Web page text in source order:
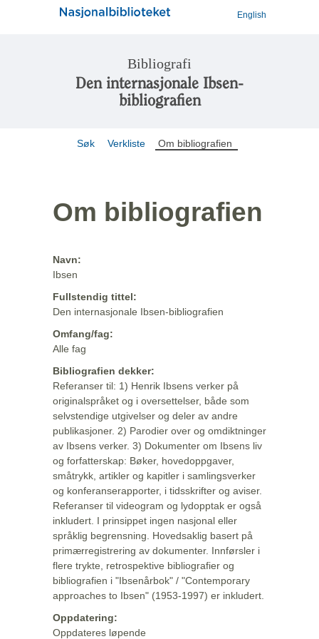
English
Bibliografi
Den internasjonale Ibsen-
bibliografien
Søk Verkliste Om bibliografien
Om bibliografien
Navn:
Ibsen
Fullstendig tittel:
Den internasjonale Ibsen-bibliografien
Omfang/fag:
Alle fag
Bibliografien dekker:
Referanser til: 1) Henrik Ibsens verker på
originalspråket og i oversettelser, både som
selvstendige utgivelser og deler av andre
publikasjoner. 2) Parodier over og omdiktninger
av Ibsens verker. 3) Dokumenter om Ibsens liv
og forfatterskap: Bøker, hovedoppgaver,
småtrykk, artikler og kapitler i samlingsverker
og konferanserapporter, i tidsskrifter og aviser.
Referanser til videogram og lydopptak er også
inkludert. I prinsippet ingen nasjonal eller
språklig begrensning. Hovedsaklig basert på
primærregistrering av dokumenter. Innførsler i
flere trykte, retrospektive bibliografier og
bibliografien i "Ibsenårbok" / "Contemporary
approaches to Ibsen" (1953-1997) er inkludert.
Oppdatering:
Oppdateres løpende